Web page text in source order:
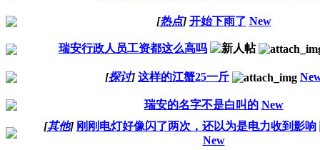
[热点] 开始下雨了 New
瑞安行政人员工资都这么高吗
[探讨] 这样的江蟹25一斤
瑞安的名字不是白叫的 New
[其他] 刚刚电灯好像闪了两次，还以为是电力收到影响
New